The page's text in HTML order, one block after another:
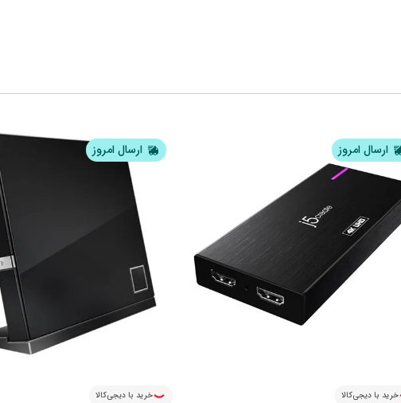
ارسال امروز
خرید با دیجی‌کالا
ارسال امروز
خرید با دیجی‌کالا